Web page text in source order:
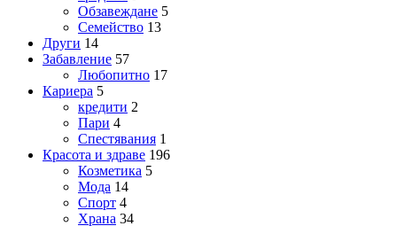
Обзавеждане 5
Семейство 13
Други 14
Забавление 57
Любопитно 17
Кариера 5
кредити 2
Пари 4
Спестявания 1
Красота и здраве 196
Козметика 5
Мода 14
Спорт 4
Храна 34